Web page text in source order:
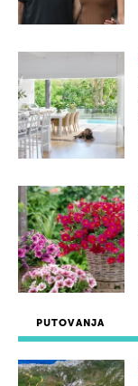
PUTOVANJA